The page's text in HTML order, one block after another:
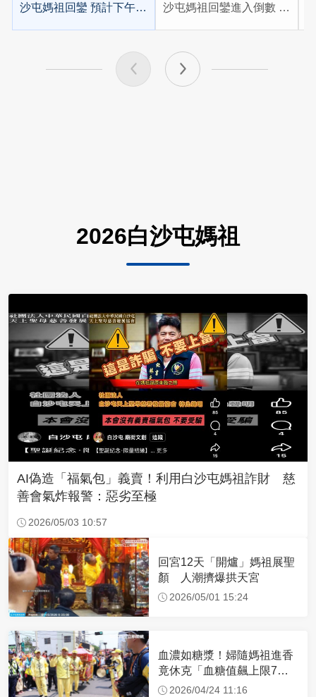
沙屯媽祖回鑾 預計下午
沙屯媽祖回鑾進入倒數 預
2026白沙屯媽祖
AI偽造「福氣包」義賣！利用白沙屯媽祖詐財 慈
善會氣炸報警：惡劣至極
2026/05/03 10:57
回宮12天「開爐」媽祖展聖
顏 人潮擠爆拱天宮
2026/05/01 15:24
血濃如糖漿！婦隨媽祖進香
竟休克「血糖值飆上限7
倍」 醫曝原因
2026/04/24 11:16